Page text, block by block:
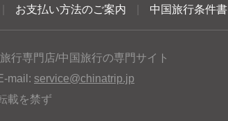
お支払い方法のご案内 中国旅行条件書
行専門店/中国旅行の専門サイト
mail: service@chinatrip.jp
載を禁ず